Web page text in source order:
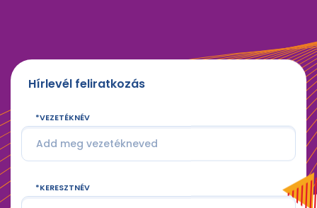
Hírlevél feliratkozás
VEZETÉKNÉV
KERESZTNÉV